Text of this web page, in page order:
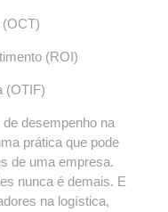
(ROI)
(OTIF)
desempenho na
prática que pode
de uma empresa.
nunca é demais. E
na logística,